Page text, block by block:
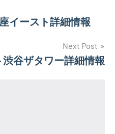
イースト詳細情報
Next Post
谷ザタワー詳細情報